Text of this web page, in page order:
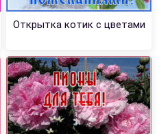
Открытка котик с цветами